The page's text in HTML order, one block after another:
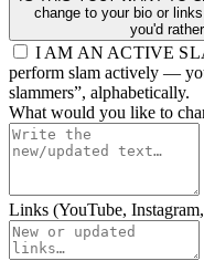
change to your bio or
you'd
I AM AN ACTIVE
perform slam actively —
slammers”, alphabetically.
What would you like to
Links (YouTube,